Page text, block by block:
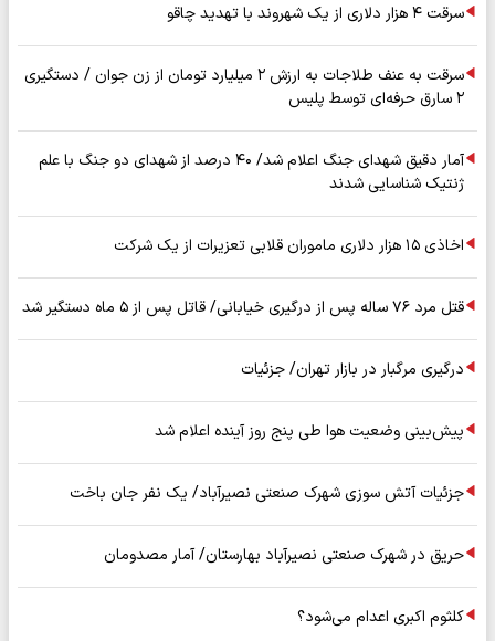
سرقت ۴ هزار دلاری از یک شهروند با تهدید چاقو
سرقت به عنف طلاجات به ارزش ۲ میلیارد تومان از زن جوان / دستگیری
۲ سارق حرفه‌ای توسط پلیس
آمار دقیق شهدای جنگ اعلام شد/ ۴۰ درصد از شهدای دو جنگ با علم
ژنتیک شناسایی شدند
اخاذی ۱۵ هزار دلاری ماموران قلابی تعزیرات از یک شرکت
قتل مرد ۷۶ ساله پس از درگیری خیابانی/ قاتل پس از ۵ ماه دستگیر شد
درگیری مرگبار در بازار تهران/ جزئیات
پیش‌بینی وضعیت هوا طی پنج روز آینده اعلام شد
جزئیات آتش سوزی شهرک صنعتی نصیرآباد/ یک نفر جان باخت
حریق در شهرک صنعتی نصیرآباد بهارستان/ آمار مصدومان
کلثوم اکبری اعدام می‌شود؟